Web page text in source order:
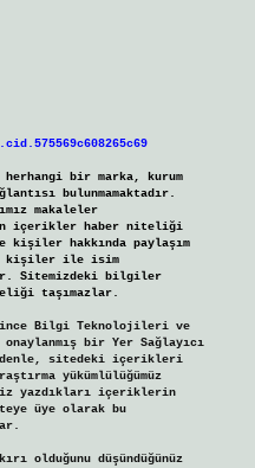
bir marka, kurum
bulunmamaktadır.
makaleler
içerikler haber niteliği
kişiler hakkında paylaşım
ve kişiler ile isim
Sitemizdeki bilgiler
taşımazlar.
Bilgi Teknolojileri ve
bir Yer Sağlayıcı
sitedeki içerikleri
yükümlülüğümüz
yazdıkları içeriklerin
üye olarak bu
olduğunu düşündüğünüz